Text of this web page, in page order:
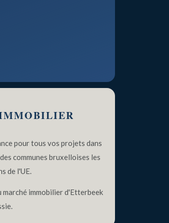
pour tous vos projets dans
communes bruxelloises les
de l'UE.
marché immobilier d'Etterbeek